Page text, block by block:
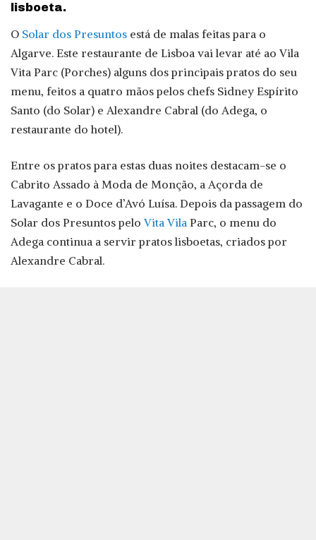
lisboeta.
O Solar dos Presuntos está de malas feitas para o
Algarve. Este restaurante de Lisboa vai levar até ao Vila
Vita Parc (Porches) alguns dos principais pratos do seu
menu, feitos a quatro mãos pelos chefs Sidney Espírito
Santo (do Solar) e Alexandre Cabral (do Adega, o
restaurante do hotel).
Entre os pratos para estas duas noites destacam-se o
Cabrito Assado à Moda de Monção, a Açorda de
Lavagante e o Doce d’Avó Luísa. Depois da passagem do
Solar dos Presuntos peloVita Vila Parc, o menu do
Adega continua a servir pratos lisboetas, criados por
Alexandre Cabral.